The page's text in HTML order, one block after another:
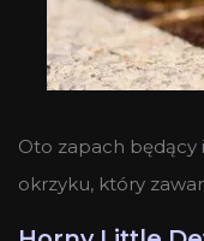
Oto zapach będący
okrzyku, który